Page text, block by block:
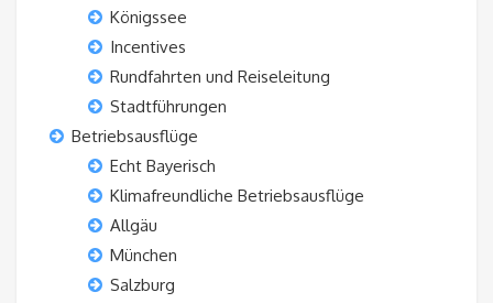
Königssee
Incentives
Rundfahrten und Reiseleitung
Stadtführungen
Betriebsausflüge
Echt Bayerisch
Klimafreundliche Betriebsausflüge
Allgäu
München
Salzburg